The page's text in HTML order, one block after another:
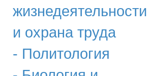
жизнедеятельности
и охрана труда
- Политология